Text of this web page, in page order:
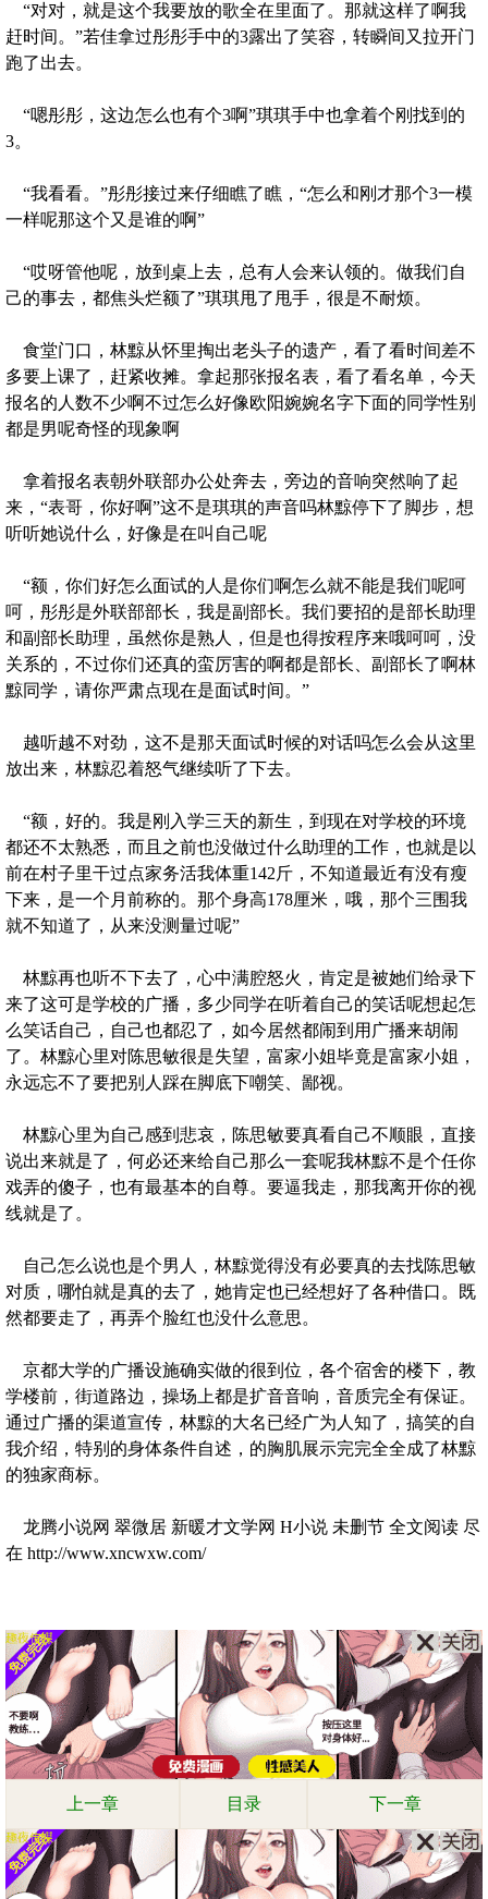
“对对，就是这个我要放的歌全在里面了。那就这样了啊我
赶时间。”若佳拿过彤彤手中的3露出了笑容，转瞬间又拉开门
跑了出去。
“嗯彤彤，这边怎么也有个3啊”琪琪手中也拿着个刚找到的
3。
“我看看。”彤彤接过来仔细瞧了瞧，“怎么和刚才那个3一模
一样呢那这个又是谁的啊”
“哎呀管他呢，放到桌上去，总有人会来认领的。做我们自
己的事去，都焦头烂额了”琪琪甩了甩手，很是不耐烦。
食堂门口，林黥从怀里掏出老头子的遗产，看了看时间差不
多要上课了，赶紧收摊。拿起那张报名表，看了看名单，今天
报名的人数不少啊不过怎么好像欧阳婉婉名字下面的同学性别
都是男呢奇怪的现象啊
拿着报名表朝外联部办公处奔去，旁边的音响突然响了起
来，“表哥，你好啊”这不是琪琪的声音吗林黥停下了脚步，想
听听她说什么，好像是在叫自己呢
“额，你们好怎么面试的人是你们啊怎么就不能是我们呢呵
呵，彤彤是外联部部长，我是副部长。我们要招的是部长助理
和副部长助理，虽然你是熟人，但是也得按程序来哦呵呵，没
关系的，不过你们还真的蛮厉害的啊都是部长、副部长了啊林
黥同学，请你严肃点现在是面试时间。”
越听越不对劲，这不是那天面试时候的对话吗怎么会从这里
放出来，林黥忍着怒气继续听了下去。
“额，好的。我是刚入学三天的新生，到现在对学校的环境
都还不太熟悉，而且之前也没做过什么助理的工作，也就是以
前在村子里干过点家务活我体重142斤，不知道最近有没有瘦
下来，是一个月前称的。那个身高178厘米，哦，那个三围我
就不知道了，从来没测量过呢”
林黥再也听不下去了，心中满腔怒火，肯定是被她们给录下
来了这可是学校的广播，多少同学在听着自己的笑话呢想起怎
么笑话自己，自己也都忍了，如今居然都闹到用广播来胡闹
了。林黥心里对陈思敏很是失望，富家小姐毕竟是富家小姐，
永远忘不了要把别人踩在脚底下嘲笑、鄙视。
林黥心里为自己感到悲哀，陈思敏要真看自己不顺眼，直接
说出来就是了，何必还来给自己那么一套呢我林黥不是个任你
戏弄的傻子，也有最基本的自尊。要逼我走，那我离开你的视
线就是了。
自己怎么说也是个男人，林黥觉得没有必要真的去找陈思敏
对质，哪怕就是真的去了，她肯定也已经想好了各种借口。既
然都要走了，再弄个脸红也没什么意思。
京都大学的广播设施确实做的很到位，各个宿舍的楼下，教
学楼前，街道路边，操场上都是扩音音响，音质完全有保证。
通过广播的渠道宣传，林黥的大名已经广为人知了，搞笑的自
我介绍，特别的身体条件自述，的胸肌展示完完全全成了林黥
的独家商标。
龙腾小说网 翠微居 新暖才文学网 H小说 未删节 全文阅读 尽
在 http://www.xncwxw.com/
上一章 目录 下一章